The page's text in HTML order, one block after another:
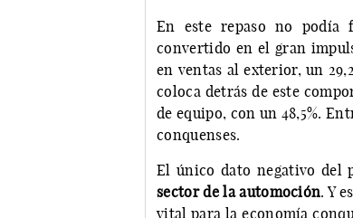
En este repaso no podía
convertido en el gran
en ventas al exterior, un
coloca detrás de este
de equipo, con un 48,5%.
conquenses.
El único dato negativo del
sector de la automoción. Y
vital para la economía